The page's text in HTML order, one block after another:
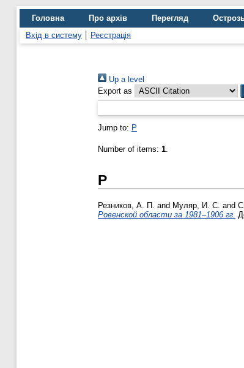
Головна Про архів Перегляд
Вхід в систему
Реєстрація
Up a level
Export as
Jump to: Р
Number of items: 1.
Р
Резников, А. П. and Муляр, И. С. and
Ровенской области за 1981–1906 гг.